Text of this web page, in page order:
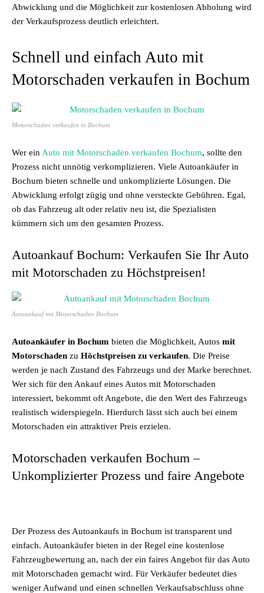
Abwicklung und die Möglichkeit zur kostenlosen Abholung wird
der Verkaufsprozess deutlich erleichtert.
Schnell und einfach Auto mit
Motorschaden verkaufen in Bochum
Motorschaden verkaufen in Bochum
Wer ein Auto mit Motorschaden verkaufen Bochum, sollte den
Prozess nicht unnötig verkomplizieren. Viele Autoankäufer in
Bochum bieten schnelle und unkomplizierte Lösungen. Die
Abwicklung erfolgt zügig und ohne versteckte Gebühren. Egal,
ob das Fahrzeug alt oder relativ neu ist, die Spezialisten
kümmern sich um den gesamten Prozess.
Autoankauf Bochum: Verkaufen Sie Ihr Auto
mit Motorschaden zu Höchstpreisen!
Autoankauf mit Motorschaden Bochum
Autoankäufer in Bochum bieten die Möglichkeit, Autos mit
Motorschaden zu Höchstpreisen zu verkaufen. Die Preise
werden je nach Zustand des Fahrzeugs und der Marke berechnet.
Wer sich für den Ankauf eines Autos mit Motorschaden
interessiert, bekommt oft Angebote, die den Wert des Fahrzeugs
realistisch widerspiegeln. Hierdurch lässt sich auch bei einem
Motorschaden ein attraktiver Preis erzielen.
Motorschaden verkaufen Bochum –
Unkomplizierter Prozess und faire Angebote
Der Prozess des Autoankaufs in Bochum ist transparent und
einfach. Autoankäufer bieten in der Regel eine kostenlose
Fahrzeugbewertung an, nach der ein faires Angebot für das Auto
mit Motorschaden gemacht wird. Für Verkäufer bedeutet dies
weniger Aufwand und einen schnellen Verkaufsabschluss ohne